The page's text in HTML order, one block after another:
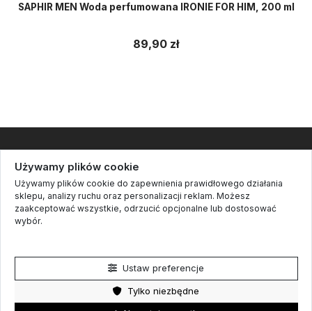
SAPHIR MEN Woda perfumowana IRONIE FOR HIM, 200 ml
89,90 zł
Kontakt
Cookie settings
Używamy plików cookie
Używamy plików cookie do zapewnienia prawidłowego działania
sklepu, analizy ruchu oraz personalizacji reklam. Możesz
zaakceptować wszystkie, odrzucić opcjonalne lub dostosować
wybór.
Ustaw preferencje
Tylko niezbędne